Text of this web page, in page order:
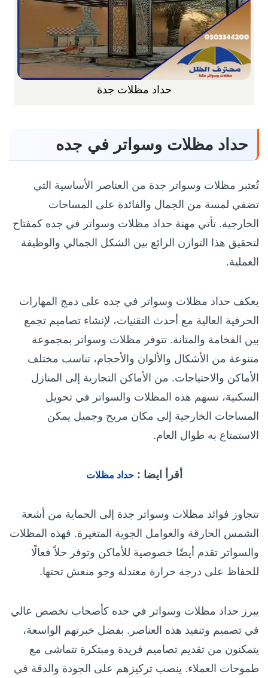
حداد مظلات جدة
حداد مظلات وسواتر في جده
تُعتبر مظلات وسواتر جدة من العناصر الأساسية التي
تضفي لمسة من الجمال والفائدة على المساحات
الخارجية. تأتي مهنة حداد مظلات وسواتر في جده كمفتاح
لتحقيق هذا التوازن الرائع بين الشكل الجمالي والوظيفة
العملية.
يعكف حداد مظلات وسواتر في جده على دمج المهارات
الحرفية العالية مع أحدث التقنيات، لإنشاء تصاميم تجمع
بين الفخامة والمتانة. تتوفر مظلات وسواتر بمجموعة
متنوعة من الأشكال والألوان والأحجام، تناسب مختلف
الأماكن والاحتياجات. من الأماكن التجارية إلى المنازل
السكنية، تسهم هذه المظلات والسواتر في تحويل
المساحات الخارجية إلى مكان مريح وجميل يمكن
الاستمتاع به طوال العام.
أقرأ ايضا : حداد مظلات
تتجاوز فوائد مظلات وسواتر جدة إلى الحماية من أشعة
الشمس الحارقة والعوامل الجوية المتغيرة. فهذه المظلات
والسواتر تقدم أيضًا خصوصية للأماكن وتوفر حلاً فعالًا
للحفاظ على درجة حرارة معتدلة وجو منعش تحتها.
يبرز حداد مظلات وسواتر في جده كأصحاب تخصص عالي
في تصميم وتنفيذ هذه العناصر. بفضل خبرتهم الواسعة،
يتمكنون من تقديم تصاميم فريدة ومبتكرة تتماشى مع
طموحات العملاء. ينصب تركيزهم على الجودة والدقة في